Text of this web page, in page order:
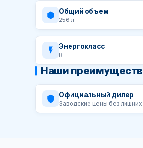
Общий объем
256 л
Энергокласс
B
Наши
Официальный дилер
Заводские цены без лишних